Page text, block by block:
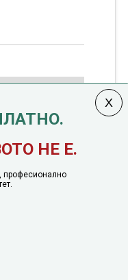
задржани |
НЕ Е.
професионално